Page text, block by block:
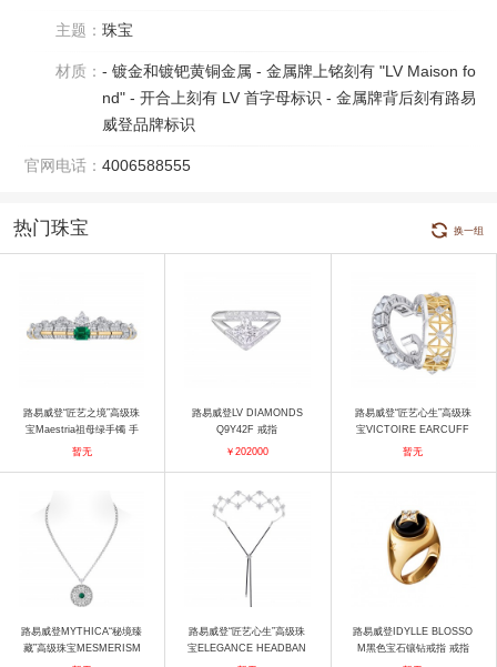
主题： 珠宝
材质： - 镀金和镀钯黄铜金属 - 金属牌上铭刻有 "LV Maison fo
nd" - 开合上刻有 LV 首字母标识 - 金属牌背后刻有路易
威登品牌标识
官网电话： 4006588555
热门珠宝 换一组
路易威登“匠艺之境”高级珠
宝Maestria祖母绿手镯 手
镯
暂无
路易威登LV DIAMONDS
Q9Y42F 戒指
￥202000
路易威登“匠艺心生”高级珠
宝VICTOIRE EARCUFF
右耳 耳饰
暂无
路易威登MYTHICA“秘境臻
藏”高级珠宝MESMERISM
路易威登“匠艺心生”高级珠
宝ELEGANCE HEADBAN
路易威登IDYLLE BLOSSO
M黑色宝石镶钻戒指 戒指